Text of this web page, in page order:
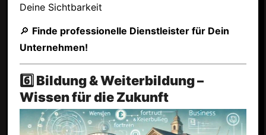
Deine Sichtbarkeit
🔎 Finde professionelle Dienstleister für Dein
Unternehmen!
6️⃣ Bildung & Weiterbildung –
Wissen für die Zukunft